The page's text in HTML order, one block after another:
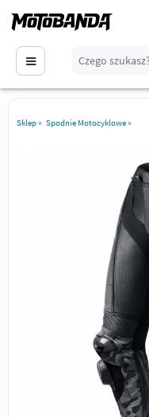
Sklep» Spodnie Motocyklowe»